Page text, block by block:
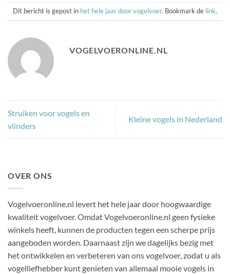
Dit bericht is gepost in het hele jaar door vogelvoer. Bookmark de link.
VOGELVOERONLINE.NL
Struiken voor vogels en
vlinders
Kleine vogels in Nederland
OVER ONS
Vogelvoeronline.nl levert het hele jaar door hoogwaardige
kwaliteit vogelvoer. Omdat Vogelvoeronline.nl geen fysieke
winkels heeft, kunnen de producten tegen een scherpe prijs
aangeboden worden. Daarnaast zijn we dagelijks bezig met
het ontwikkelen en verbeteren van ons vogelvoer, zodat u als
vogelliefhebber kunt genieten van allemaal mooie vogels in